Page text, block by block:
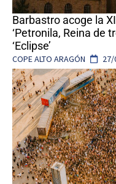
Barbastro acoge la
‘Petronila, Reina de
‘Eclipse’
COPE ALTO ARAGÓN 27/